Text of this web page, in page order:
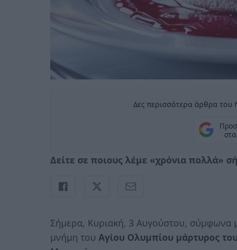
Δες περισσότερα άρθρα του
Δείτε σε ποιους λέμε «χρόνια πολλά»
Σήμερα, Κυριακή, 3 Αυγούστου, σύμφωνα
μνήμη του Αγίου Ολυμπίου μάρτυρος